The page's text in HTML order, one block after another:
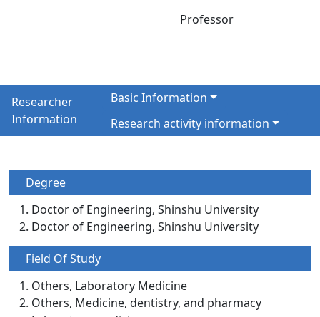
Professor
Researcher
Information
Basic Information
Research activity information
Degree
Doctor of Engineering, Shinshu University
Doctor of Engineering, Shinshu University
Field Of Study
Others, Laboratory Medicine
Others, Medicine, dentistry, and pharmacy